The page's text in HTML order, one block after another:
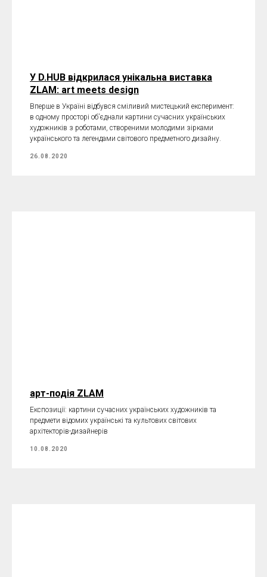
У D.HUB відкрилася унікальна виставка
ZLAM: art meets design
Вперше в Україні відбувся сміливий мистецький експеримент:
в одному просторі об’єднали картини сучасних українських
художників з роботами, створеними молодими зірками
українського та легендами світового предметного дизайну.
26.08.2020
арт-подія ZLAM
Експозиції: картини сучасних українських художників та
предмети відомих українські та культових світових
архітекторів-дизайнерів
10.08.2020